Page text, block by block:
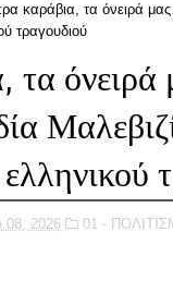
καράβια, τα όνειρά
τραγουδιού
τα
08, 2026 01 -